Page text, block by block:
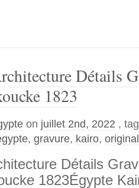
Détails
1823
on juillet 2nd, 2022 ,
, gravure, kairo,
Détails
1823Égypte